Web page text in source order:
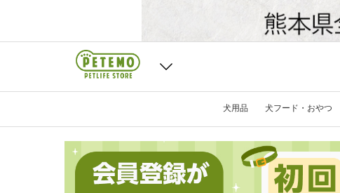
犬用品 犬フード・おやつ